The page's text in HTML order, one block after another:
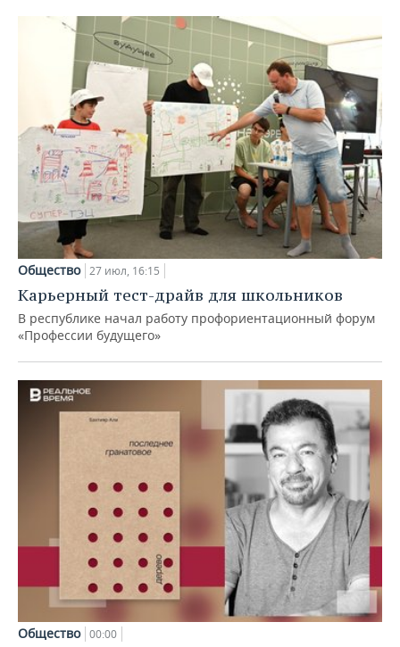
Общество 27 июл, 16:15
Карьерный тест-драйв для школьников
В республике начал работу профориентационный форум
«Профессии будущего»
Общество 00:00